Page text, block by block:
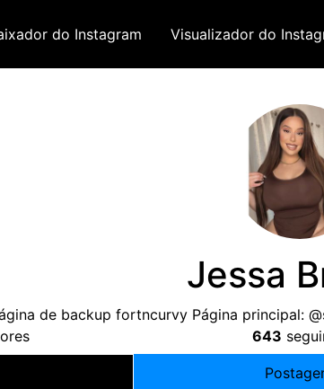
do Instagram Visualizador do
Jessa
de backup fortncurvy Página principal:
643